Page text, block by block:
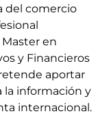
del comercio
en
y Financieros
aportar
la información y
internacional.